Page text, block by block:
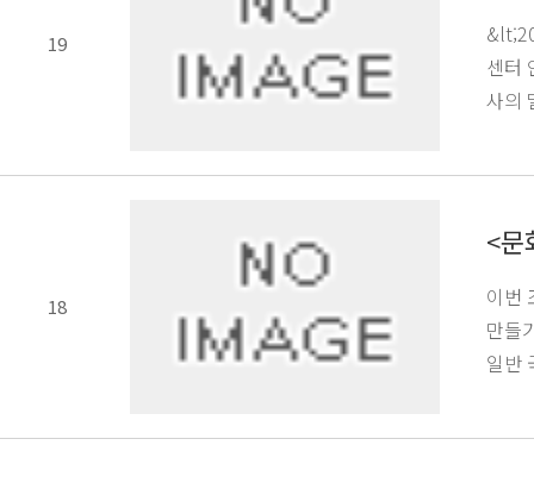
19
센터
사의
18
<문
이번
만들
일반